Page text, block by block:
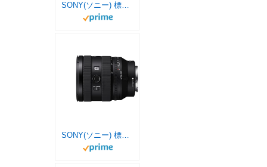
SONY(ソニー) 標準単焦点レンズ フルサイズ FE 50mm F1.8 デジタル一眼カメラα[Eマウント]用 純正レンズ SEL50F18F
SONY(ソニー) 標準ズームレンズ フルサイズ FE 20-70mm F4 G Gレンズ デジタル一眼カメラα[Eマウント]用 純正レンズ SEL2070G